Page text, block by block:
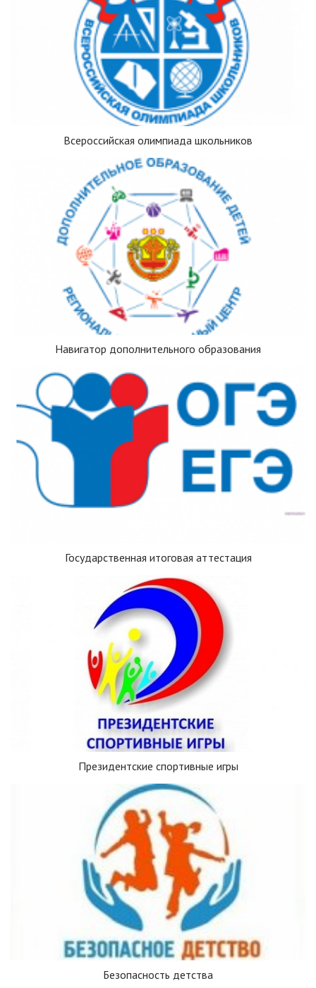
Всероссийская олимпиада школьников
Навигатор дополнительного образования
Государственная итоговая аттестация
Президентские спортивные игры
Безопасность детства